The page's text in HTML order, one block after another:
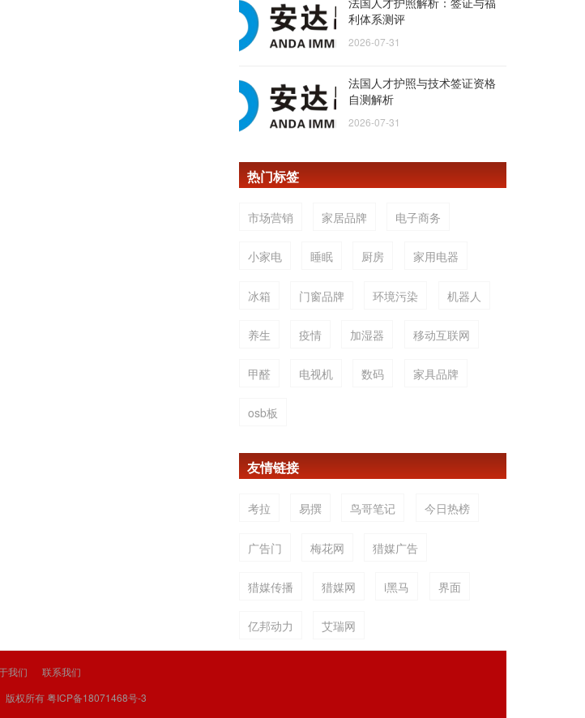
利体系测评
2026-07-31
法国人才护照与技术签证资格
自测解析
2026-07-31
热门标签
市场营销 家居品牌 电子商务
小家电 睡眠 厨房 家用电器
冰箱 门窗品牌 环境污染 机器人
养生 疫情 加湿器 移动互联网
甲醛 电视机 数码 家具品牌
osb板
友情链接
考拉 易撰 鸟哥笔记 今日热榜
广告门 梅花网 猎媒广告
猎媒传播 猎媒网 i黑马 界面
亿邦动力 艾瑞网
我们
联系我们
版权所有粤ICP备18071468号-3